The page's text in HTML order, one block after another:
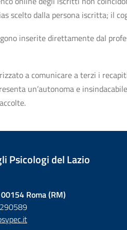
scelto dalla persona iscritta; il
inserite direttamente dal
a comunicare a terzi i
un’autonoma e
Psicologi del Lazio
Roma (RM)